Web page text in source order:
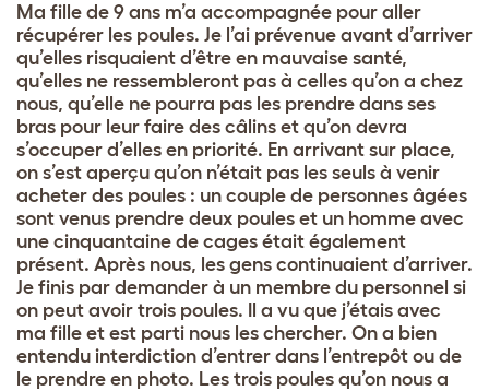
Ma fille de 9 ans m’a accompagnée pour aller
récupérer les poules. Je l’ai prévenue avant d’arriver
qu’elles risquaient d’être en mauvaise santé,
qu’elles ne ressembleront pas à celles qu’on a chez
nous, qu’elle ne pourra pas les prendre dans ses
bras pour leur faire des câlins et qu’on devra
s’occuper d’elles en priorité. En arrivant sur place,
on s’est aperçu qu’on n’était pas les seuls à venir
acheter des poules : un couple de personnes âgées
sont venus prendre deux poules et un homme avec
une cinquantaine de cages était également
présent. Après nous, les gens continuaient d’arriver.
Je finis par demander à un membre du personnel si
on peut avoir trois poules. Il a vu que j’étais avec
ma fille et est parti nous les chercher. On a bien
entendu interdiction d’entrer dans l’entrepôt ou de
le prendre en photo. Les trois poules qu’on nous a